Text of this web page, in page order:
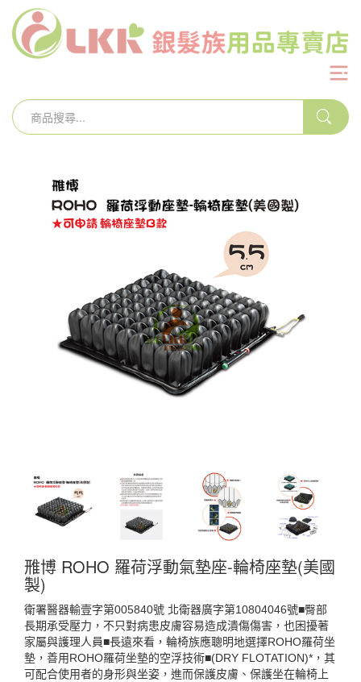
雃博 ROHO 羅荷浮動氣墊座-輪椅座墊(美國
製)
衛署醫器輸壹字第005840號 北衛器廣字第10804046號■臀部
長期承受壓力，不只對病患皮膚容易造成潰傷傷害，也困擾著
家屬與護理人員■長遠來看，輪椅族應聰明地選擇ROHO羅荷坐
墊，善用ROHO羅荷坐墊的空浮技術■(DRY FLOTATION)*，其
可配合使用者的身形與坐姿，進而保護皮膚、保護坐在輪椅上